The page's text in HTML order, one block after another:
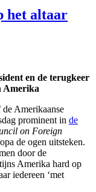
het altaar
en de terugkeer
Amerika
de Amerikaanse
prominent in de
on Foreign
de ogen uitsteken.
door de
Amerika hard op
iedereen ‘met